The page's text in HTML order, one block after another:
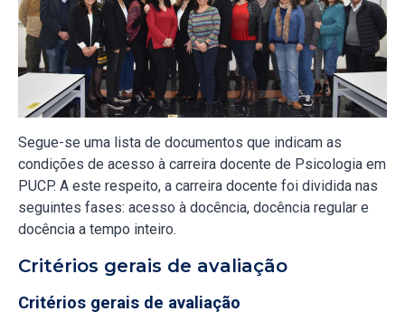
Segue-se uma lista de documentos que indicam as
condições de acesso à carreira docente de Psicologia em
PUCP. A este respeito, a carreira docente foi dividida nas
seguintes fases: acesso à docência, docência regular e
docência a tempo inteiro.
Critérios gerais de avaliação
Critérios gerais de avaliação